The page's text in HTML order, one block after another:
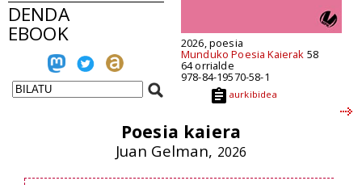
DENDA
EBOOK 2026, poesia
Munduko Poesia Kaierak 58
64 orrialde
978-84-19570-58-1
aurkibidea
Poesia kaiera
Juan Gelman, 2026